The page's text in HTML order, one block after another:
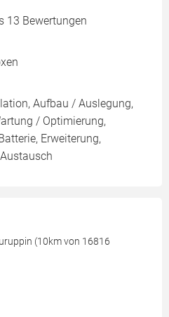
13 Bewertungen
Aufbau / Auslegung,
/ Optimierung,
Erweiterung,
(10km von 16816